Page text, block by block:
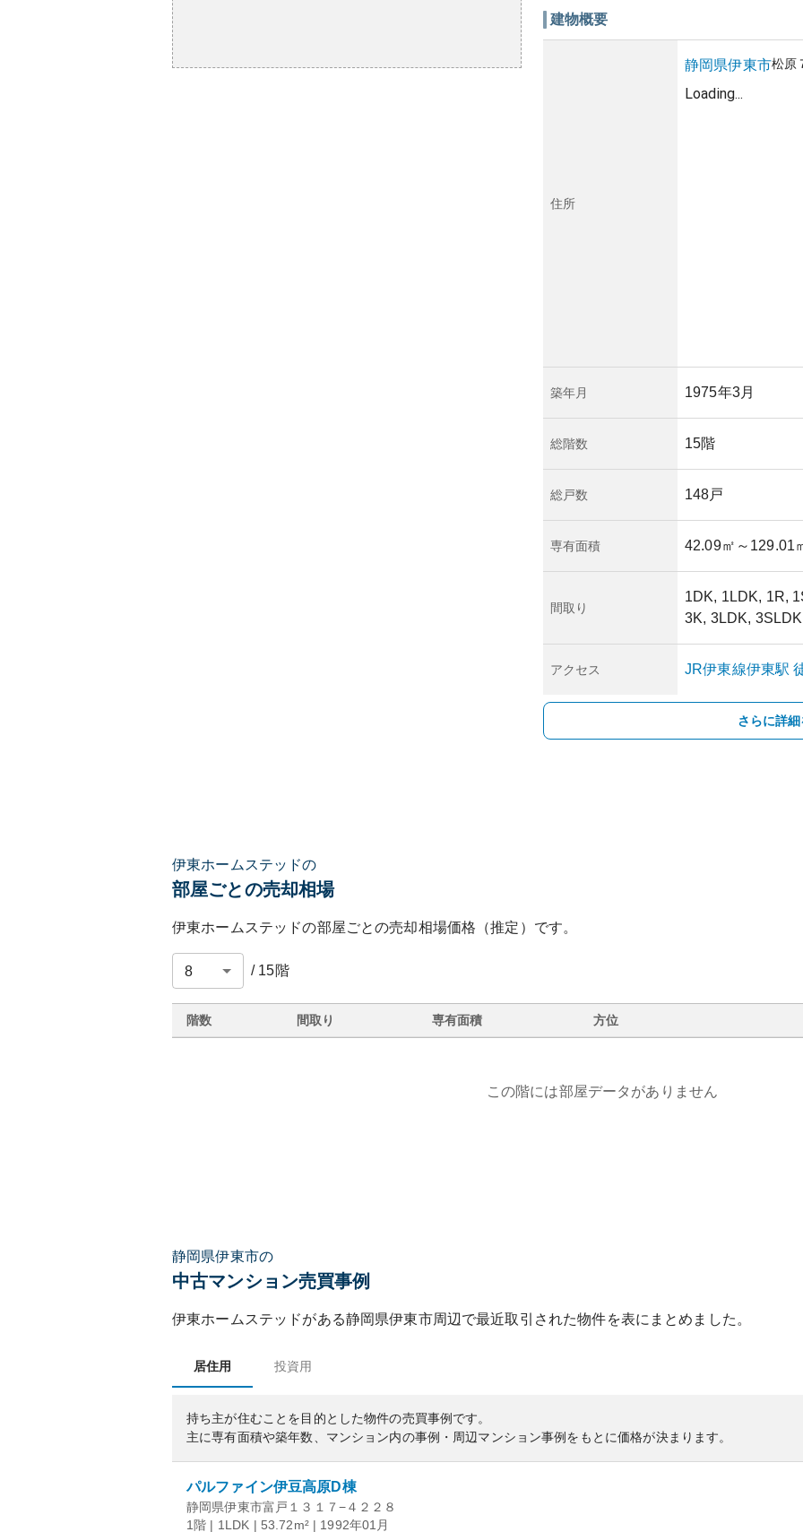
建物概要
住所
静岡県伊東市松原
Loading...
築年月 1975年3月
総階数 15階
総戸数 148戸
専有面積 42.09㎡ ～129.01
間取り
1DK, 1LDK, 1R,
3K, 3LDK,
アクセス JR伊東線伊東駅
さらに詳
伊東ホームステッドの
部屋ごとの売却相場
伊東ホームステッドの部屋ごとの売却相場価格（推定）です。
/ 15階
階数 間取り 専有面積 方位
この階には部屋データがありません
静岡県伊東市の
中古マンション売買事例
伊東ホームステッドがある静岡県伊東市周辺で最近取引された物件を表にまとめました。
居住用 投資用
持ち主が住むことを目的とした物件の売買事例です。
主に専有面積や築年数、マンション内の事例・周辺マンション事例をもとに価格が決まります。
パルファイン伊豆高原D棟
静岡県伊東市富戸１３１７−４２２８
1階 | 1LDK | 53.72m² | 1992年01月